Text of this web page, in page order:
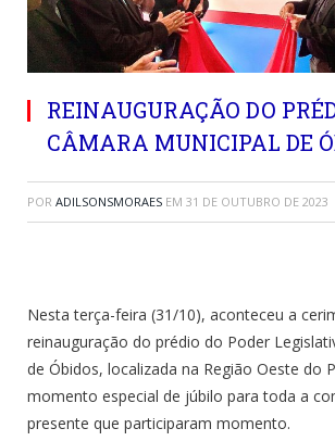
REINAUGURAÇÃO DO
CÂMARA MUNICIPAL DE
POR ADILSONSMORAES EM 31 DE OUTUBRO DE 2023
Nesta terça-feira (31/10), aconteceu a
reinauguração do prédio do Poder
de Óbidos, localizada na Região Oeste do
momento especial de júbilo para toda a
presente que participaram momento.